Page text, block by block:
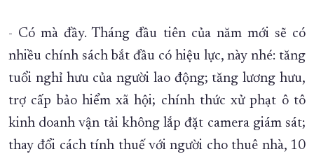
- Có mà đầy. Tháng đầu tiên của năm mới sẽ có
nhiều chính sách bắt đầu có hiệu lực, này nhé: tăng
tuổi nghỉ hưu của người lao động; tăng lương hưu,
trợ cấp bảo hiểm xã hội; chính thức xử phạt ô tô
kinh doanh vận tải không lắp đặt camera giám sát;
thay đổi cách tính thuế với người cho thuê nhà, 10